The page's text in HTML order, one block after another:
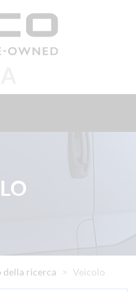
della ricerca Veicolo